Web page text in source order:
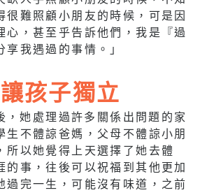
很難照顧小朋友的時候，可是因
心，甚至乎告訴他們，我是『過
我遇過的事情。」
孩子獨立
，她處理過許多關係出問題的家
生不體諒爸媽，父母不體諒小朋
所以她覺得上天選擇了她去體
的事，往後可以祝福到其他更加
過完一生，可能沒有味道，之前